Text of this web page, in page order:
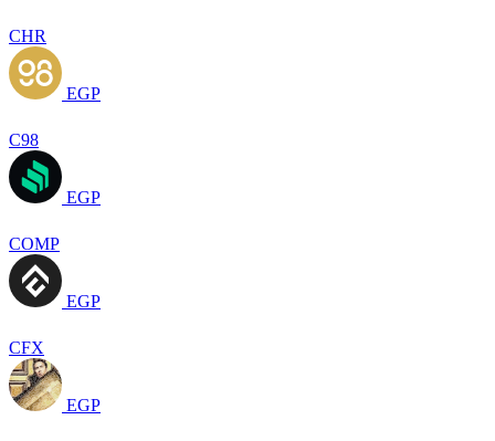
CHR
EGP
C98
EGP
COMP
EGP
CFX
EGP